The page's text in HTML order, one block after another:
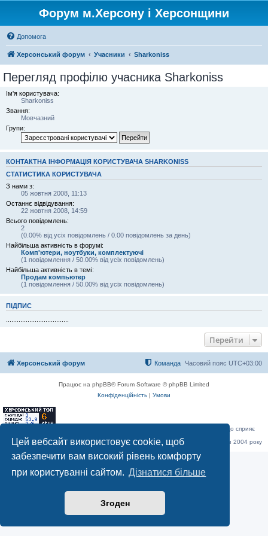
Цей вебсайт використовує cookie, щоб
забезпечити вам високий рівень комфорту
при користуванні сайтом. Дізнатися більше
Згоден
Форум м.Херсону і Херсонщини
Допомога
Херсонський форум Учасники Sharkoniss
Перегляд профілю учасника Sharkoniss
Ім'я користувача:
Sharkoniss
Звання:
Мовчазний
Групи:
КОНТАКТНА ІНФОРМАЦІЯ КОРИСТУВАЧА SHARKONISS
СТАТИСТИКА КОРИСТУВАЧА
З нами з:
05 жовтня 2008, 11:13
Останнє відвідування:
22 жовтня 2008, 14:59
Всього повідомлень:
2
(0.00% від усіх повідомлень / 0.00 повідомлень за день)
Найбільша активність в форумі:
Комп'ютери, ноутбуки, комплектуючі
(1 повідомлення / 50.00% від усіх повідомлень)
Найбільша активність в темі:
Продам компьютер
(1 повідомлення / 50.00% від усіх повідомлень)
ПІДПИС
...................................
Перейти
Херсонський форум Часовий пояс UTC+03:00
Команда
Працює на phpBB® Forum Software © phpBB Limited
Конфіденційність
Умови
«Херсонський форум» – приватний, незалежний інтерактивний веб-ресурс, що сприяє
Відкривайтеhf.uaта приєднуйтесь до дружньої спільноти, яка тут спілкується з 2004 року
до сьогодні. © Всі права захищені.